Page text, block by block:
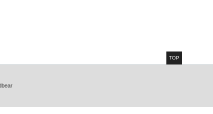
TOP